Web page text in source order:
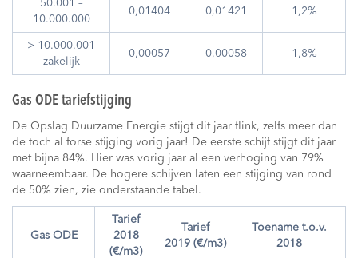
50.001 –
10.000.000
0,01404 0,01421 1,2%
> 10.000.001
zakelijk
0,00057 0,00058 1,8%
Gas ODE tariefstijging
De Opslag Duurzame Energie stijgt dit jaar flink, zelfs meer dan
de toch al forse stijging vorig jaar! De eerste schijf stijgt dit jaar
met bijna 84%. Hier was vorig jaar al een verhoging van 79%
waarneembaar. De hogere schijven laten een stijging van rond
de 50% zien, zie onderstaande tabel.
Gas ODE
Tarief
2018
(€/m3)
Tarief
2019 (€/m3)
Toename t.o.v.
2018